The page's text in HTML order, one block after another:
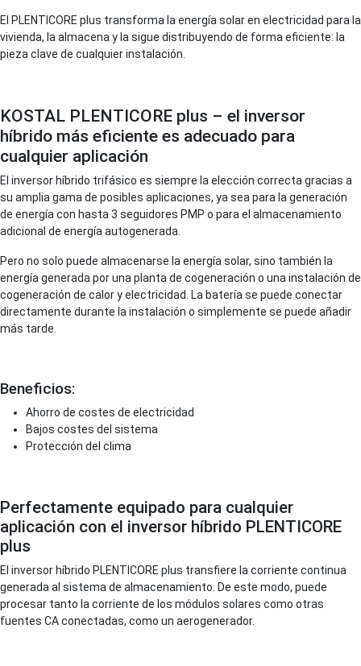
El PLENTICORE plus transforma la energía solar en electricidad para la
vivienda, la almacena y la sigue distribuyendo de forma eficiente: la
pieza clave de cualquier instalación.
KOSTAL PLENTICORE plus – el inversor
híbrido más eficiente es adecuado para
cualquier aplicación
El inversor híbrido trifásico es siempre la elección correcta gracias a
su amplia gama de posibles aplicaciones, ya sea para la generación
de energía con hasta 3 seguidores PMP o para el almacenamiento
adicional de energía autogenerada.
Pero no solo puede almacenarse la energía solar, sino también la
energía generada por una planta de cogeneración o una instalación de
cogeneración de calor y electricidad. La batería se puede conectar
directamente durante la instalación o simplemente se puede añadir
más tarde.
Beneficios:
Ahorro de costes de electricidad
Bajos costes del sistema
Protección del clima
Perfectamente equipado para cualquier
aplicación con el inversor híbrido PLENTICORE
plus
El inversor híbrido PLENTICORE plus transfiere la corriente continua
generada al sistema de almacenamiento. De este modo, puede
procesar tanto la corriente de los módulos solares como otras
fuentes CA conectadas, como un aerogenerador.